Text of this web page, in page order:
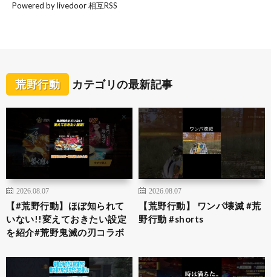
Powered by livedoor 相互RSS
荒野行動 カテゴリの最新記事
2026.08.07
【#荒野行動】ほぼ知られて
いない!!変えておきたい設定
を紹介#荒野鬼滅の刃コラボ
2026.08.07
【荒野行動】 ワンパ壊滅 #荒
野行動 #shorts